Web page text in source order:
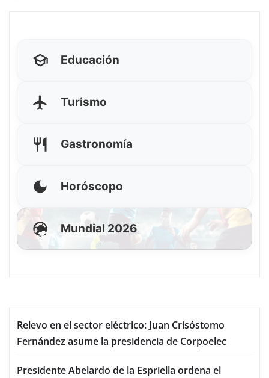
Educación
Turismo
Gastronomía
Horóscopo
Mundial 2026
Relevo en el sector eléctrico: Juan Crisóstomo
Fernández asume la presidencia de Corpoelec
Presidente Abelardo de la Espriella ordena el